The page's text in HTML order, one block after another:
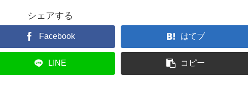
シェアする
Facebook はてブ
LINE コピー